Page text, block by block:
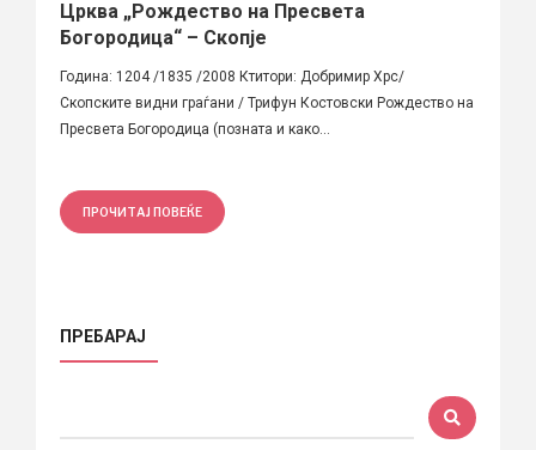
Црква „Рождество на Пресвета
Богородица“ – Скопје
Година: 1204 /1835 /2008 Ктитори: Добримир Хрс/
Скопските видни граѓани / Трифун Костовски Рождество на
Пресвета Богородица (позната и како...
ПРОЧИТАЈ ПОВЕЌЕ
ПРЕБАРАЈ